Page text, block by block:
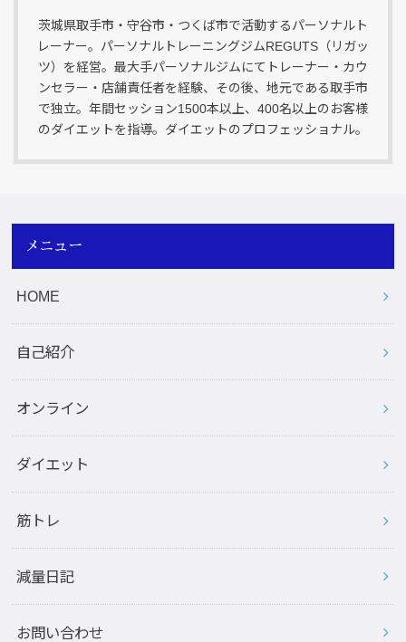
茨城県取手市・守谷市・つくば市で活動するパーソナルト
レーナー。パーソナルトレーニングジムREGUTS（リガッ
ツ）を経営。最大手パーソナルジムにてトレーナー・カウ
ンセラー・店舗責任者を経験、その後、地元である取手市
で独立。年間セッション1500本以上、400名以上のお客様
のダイエットを指導。ダイエットのプロフェッショナル。
メニュー
HOME
自己紹介
オンライン
ダイエット
筋トレ
減量日記
お問い合わせ